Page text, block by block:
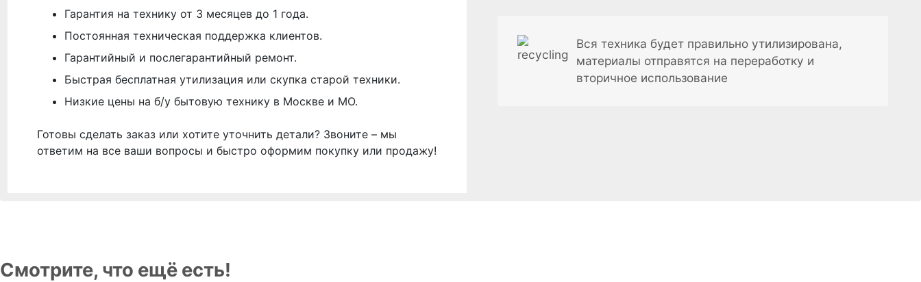
Гарантия на технику от 3 месяцев до 1 года.
Постоянная техническая поддержка клиентов.
Гарантийный и послегарантийный ремонт.
Быстрая бесплатная утилизация или скупка старой техники.
Низкие цены на б/у бытовую технику в Москве и МО.
Готовы сделать заказ или хотите уточнить детали? Звоните – мы
ответим на все ваши вопросы и быстро оформим покупку или продажу!
Вся техника будет правильно утилизирована,
материалы отправятся на переработку и
вторичное использование
Смотрите, что ещё есть!